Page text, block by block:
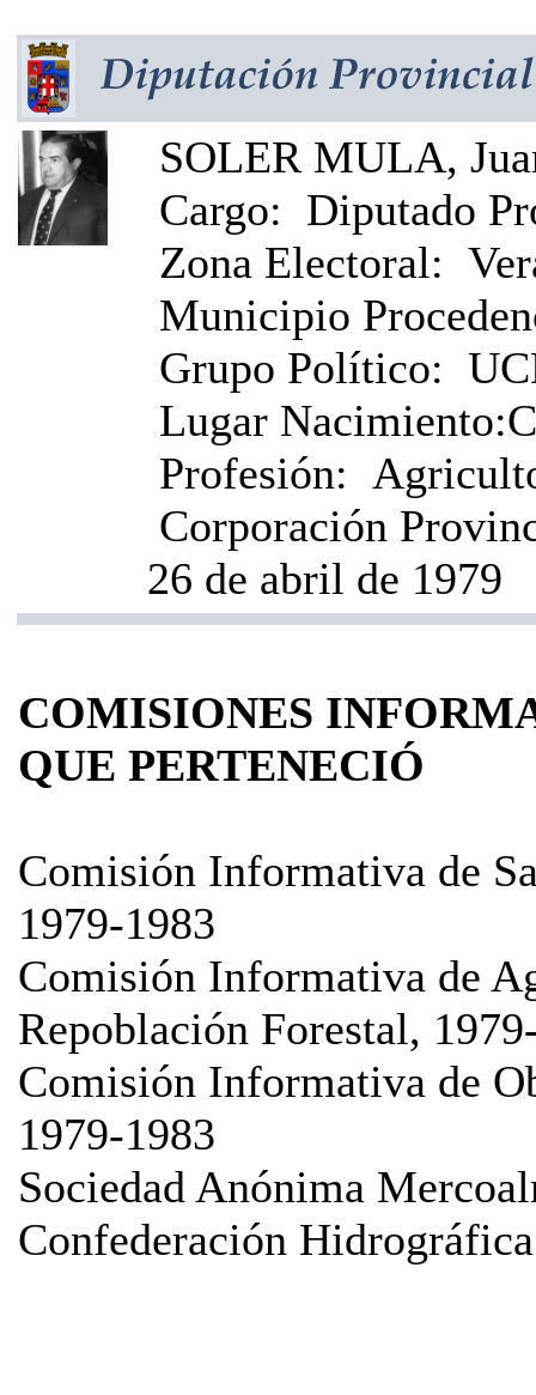
SOLER MULA,
Cargo: Diputado
Zona Electoral:
Municipio
Grupo Político:
Lugar Nacimiento:
Profesión:
Corporación
26 de abril de 1979
COMISIONES
QUE PERTENECIÓ
Comisión Informativa de
1979-1983
Comisión Informativa de
Repoblación Forestal,
Comisión Informativa de
1979-1983
Sociedad Anónima
Confederación